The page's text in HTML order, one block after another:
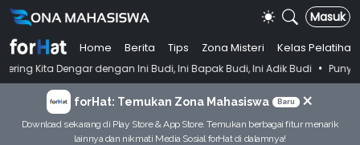
Masuk
Home Berita Tips Zona Misteri
Kelas Pelatihan
dengan Ini Budi, Ini Bapak Budi, Ini Adik Budi • Punya Tujuan
forHat: Temukan Zona Mahasiswa Baru ×
Download sekarang di Play Store & App Store. Temukan berbagai fitur menarik
lainnya dan nikmati Media Sosial forHat di dalamnya!